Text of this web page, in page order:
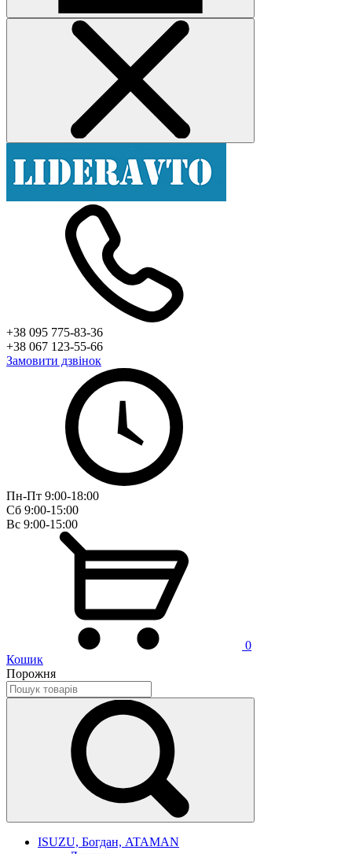
+38 095 775-83-36
+38 067 123-55-66
Замовити дзвінок
Пн-Пт 9:00-18:00
Сб 9:00-15:00
Вс 9:00-15:00
0
Кошик
Порожня
ISUZU, Богдан, ATAMAN